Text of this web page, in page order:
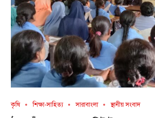
কৃষি শিক্ষা-সাহিত্য সারাবাংলা স্থানীয় সংবাদ